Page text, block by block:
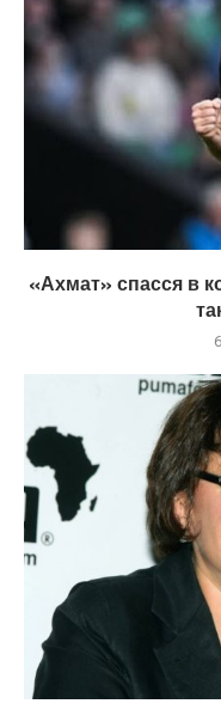
«Ахмат» спасся в